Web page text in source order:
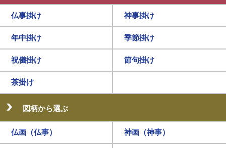
仏事掛け 神事掛け
年中掛け 季節掛け
祝儀掛け 節句掛け
茶掛け
図柄から選ぶ
仏画（仏事） 神画（神事）